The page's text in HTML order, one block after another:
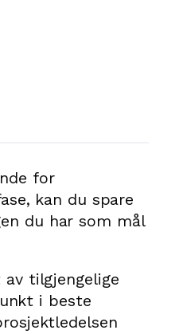
for
kan du spare
du har som mål
tilgjengelige
i beste